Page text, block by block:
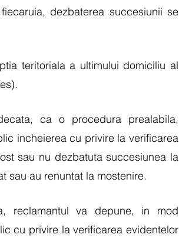
dezbaterea succesiunii se
teritoriala a ultimului domiciliu al
ca o procedura prealabila,
incheierea cu privire la verificarea
sau nu dezbatuta succesiunea la
sau au renuntat la mostenire.
reclamantul va depune, in mod
cu privire la verificarea evidentelor